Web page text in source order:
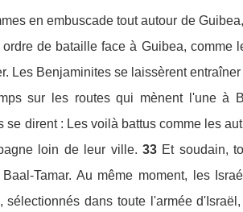
en embuscade tout autour de Guibea,
de bataille face à Guibea, comme
Les Benjaminites se laissèrent
sur les routes qui mènent l'une à
se dirent : Les voilà battus comme les
loin de leur ville. 33 Et soudain,
Tamar. Au même moment, les
sélectionnés dans toute l'armée